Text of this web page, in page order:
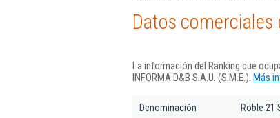
Datos comerciales
La información del Ranking que
INFORMA D&B S.A.U. (S.M.E.). Más
Denominación Roble 21